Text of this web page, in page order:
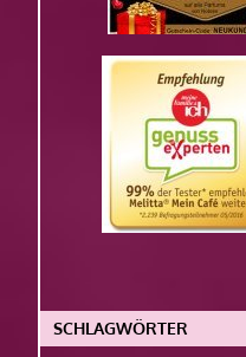
SCHLAGWÖRTER